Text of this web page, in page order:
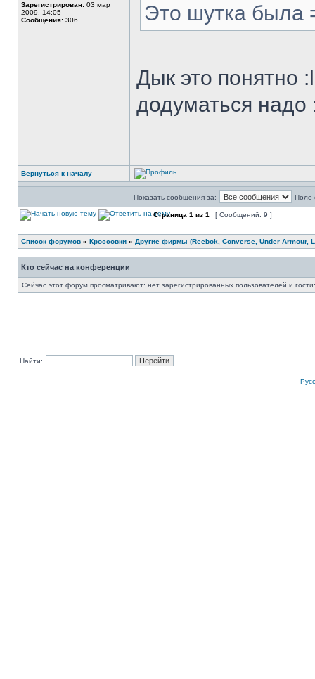
Зарегистрирован: 03 мар
2009, 14:05
Сообщения: 306 Это шутка была
Дык это понятно
додуматься надо
Вернуться к началу
Показать сообщения за: Поле
Страница 1 из 1 [ Сообщений: 9 ]
Список форумов » Кроссовки » Другие фирмы (Reebok, Converse, Under Armour,
Кто сейчас на конференции
Сейчас этот форум просматривают: нет зарегистрированных пользователей и
Найти: